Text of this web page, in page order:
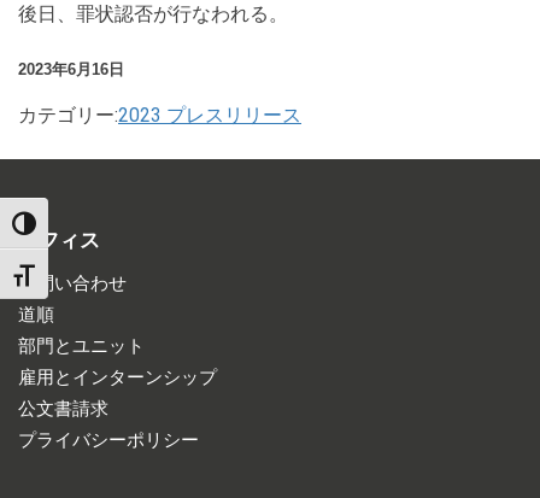
TOGGLE HIGH CONTRAST
TOGGLE FONT SIZE
後日、罪状認否が行なわれる。
2023年6月16日
カテゴリー:2023 プレスリリース
オフィス
お問い合わせ
道順
部門とユニット
雇用とインターンシップ
公文書請求
プライバシーポリシー